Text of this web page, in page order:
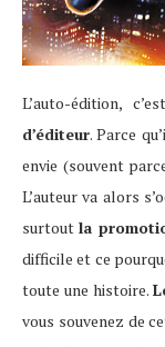
L’auto-édition,
d’éditeur. Parce
envie (souvent
L’auteur va alors
surtoutla
difficile et ce
toute une histoire.
vous souvenez de